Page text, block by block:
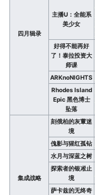
四月辑录
主播U：全能系
美少女
好得不能再好
了！泰拉投资大
师课
ARKnoNIGHTS
Rhodes Island
Epic 黑色博士
坠落
集成战略
刻俄柏的灰蕈迷
境
傀影与猩红孤钻
水月与深蓝之树
探索者的银凇止
境
萨卡兹的无终奇